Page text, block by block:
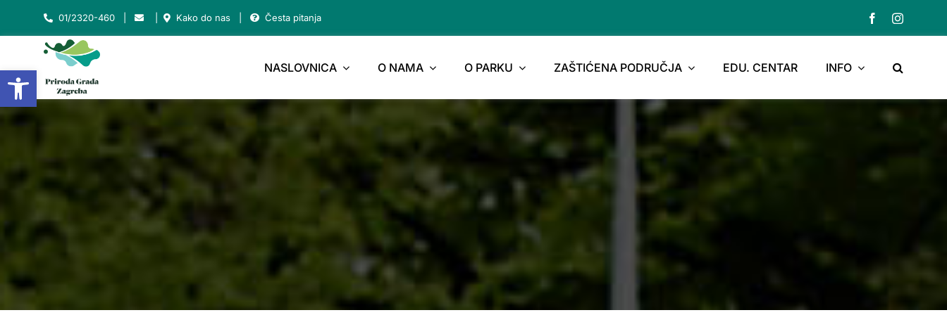
Open toolbar
01/2320-460| Kako do nas| Česta pitanja
NASLOVNICA O NAMA O PARKU ZAŠTIĆENA PODRUČJA EDU. CENTAR INFO